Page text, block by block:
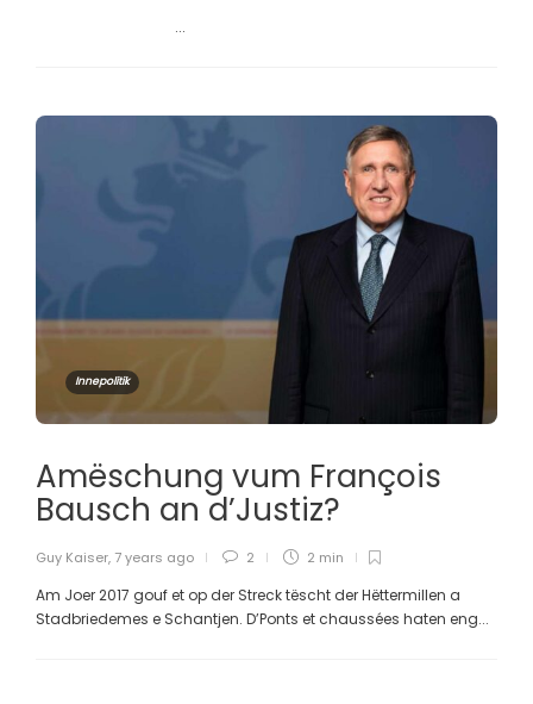
...
Innepolitik
Amëschung vum François
Bausch an d’Justiz?
Guy Kaiser, 7 years ago 2 2 min
Am Joer 2017 gouf et op der Streck tëscht der Hëttermillen a
Stadbriedemes e Schantjen. D’Ponts et chaussées haten eng...